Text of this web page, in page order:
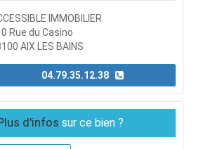
IMMOBILIER
Rue du Casino
AIX LES BAINS
04.79.35.12.38
d'infos sur ce bien ?